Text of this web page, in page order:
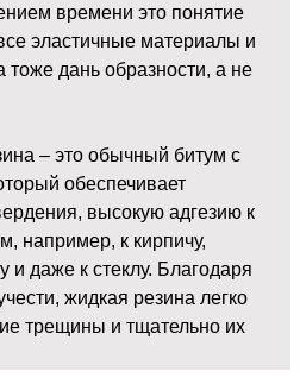
времени это понятие
эластичные материалы и
тоже дань образности, а не
– это обычный битум с
обеспечивает
высокую адгезию к
например, к кирпичу,
и даже к стеклу. Благодаря
жидкая резина легко
трещины и тщательно их